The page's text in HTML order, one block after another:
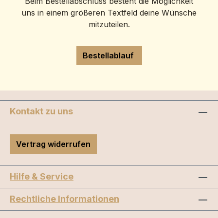
uns in einem größeren Textfeld deine Wünsche
mitzuteilen.
Bestellablauf
Kontakt zu uns
Vertrag widerrufen
Hilfe & Service
Rechtliche Informationen